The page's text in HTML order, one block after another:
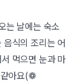
는 날에는 숙소
음식의 조리는 어
먹으면 눈과 마
같아요(❁